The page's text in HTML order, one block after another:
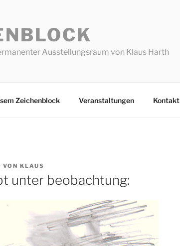
Ausstellungsraum von Klaus Harth
Zeichenblock Veranstaltungen Kontakt
VON KLAUS
unter beobachtung: